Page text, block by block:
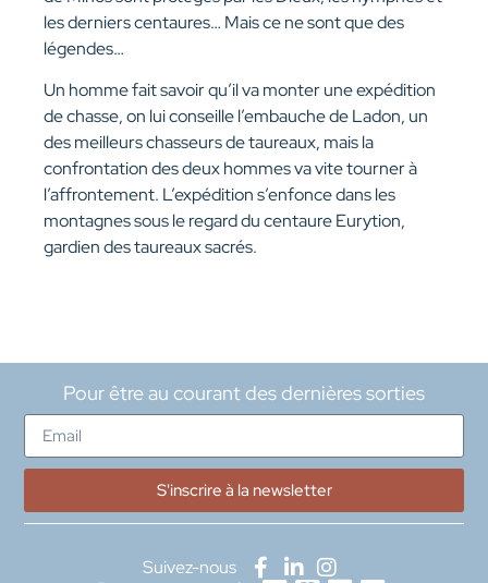
les derniers centaures… Mais ce ne sont que des
légendes…
Un homme fait savoir qu’il va monter une expédition
de chasse, on lui conseille l’embauche de Ladon, un
des meilleurs chasseurs de taureaux, mais la
confrontation des deux hommes va vite tourner à
l’affrontement. L’expédition s’enfonce dans les
montagnes sous le regard du centaure Eurytion,
gardien des taureaux sacrés.
Pour être au courant des dernières sorties
S'inscrire à la newsletter
Suivez-nous